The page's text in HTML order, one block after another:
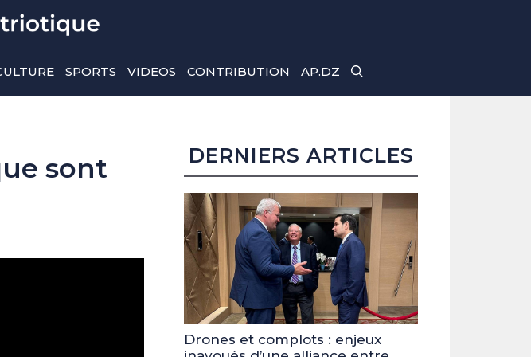
SPORTS VIDEOS CONTRIBUTION AP.DZ
sont
DERNIERS ARTICLES
Drones et complots : enjeux